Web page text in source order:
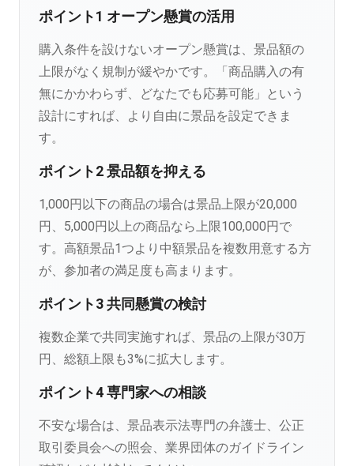
ポイント1 オープン懸賞の活用
購入条件を設けないオープン懸賞は、景品額の
上限がなく規制が緩やかです。「商品購入の有
無にかかわらず、どなたでも応募可能」という
設計にすれば、より自由に景品を設定できま
す。
ポイント2 景品額を抑える
1,000円以下の商品の場合は景品上限が20,000
円、5,000円以上の商品なら上限100,000円で
す。高額景品1つより中額景品を複数用意する方
が、参加者の満足度も高まります。
ポイント3 共同懸賞の検討
複数企業で共同実施すれば、景品の上限が30万
円、総額上限も3%に拡大します。
ポイント4 専門家への相談
不安な場合は、景品表示法専門の弁護士、公正
取引委員会への照会、業界団体のガイドライン